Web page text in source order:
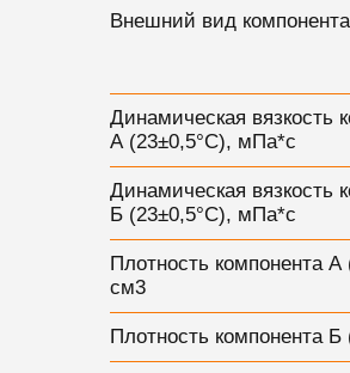
Внешний вид
Динамическая вязкость
А (23±0,5°C), мПа*с
Динамическая вязкость
Б (23±0,5°C), мПа*с
Плотность компонента А
см3
Плотность компонента Б